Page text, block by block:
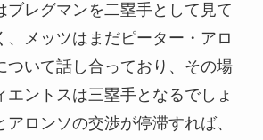
ブレグマンを二塁手として見て
、メッツはまだピーター・アロ
ついて話し合っており、その場
エントスは三塁手となるでしょ
アロンソの交渉が停滞すれば、